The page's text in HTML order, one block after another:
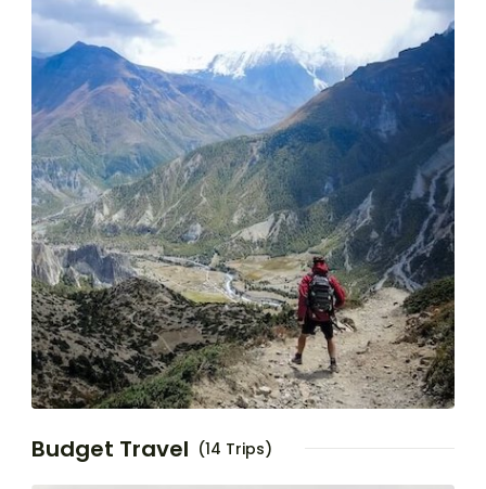
Budget Travel (14 Trips)